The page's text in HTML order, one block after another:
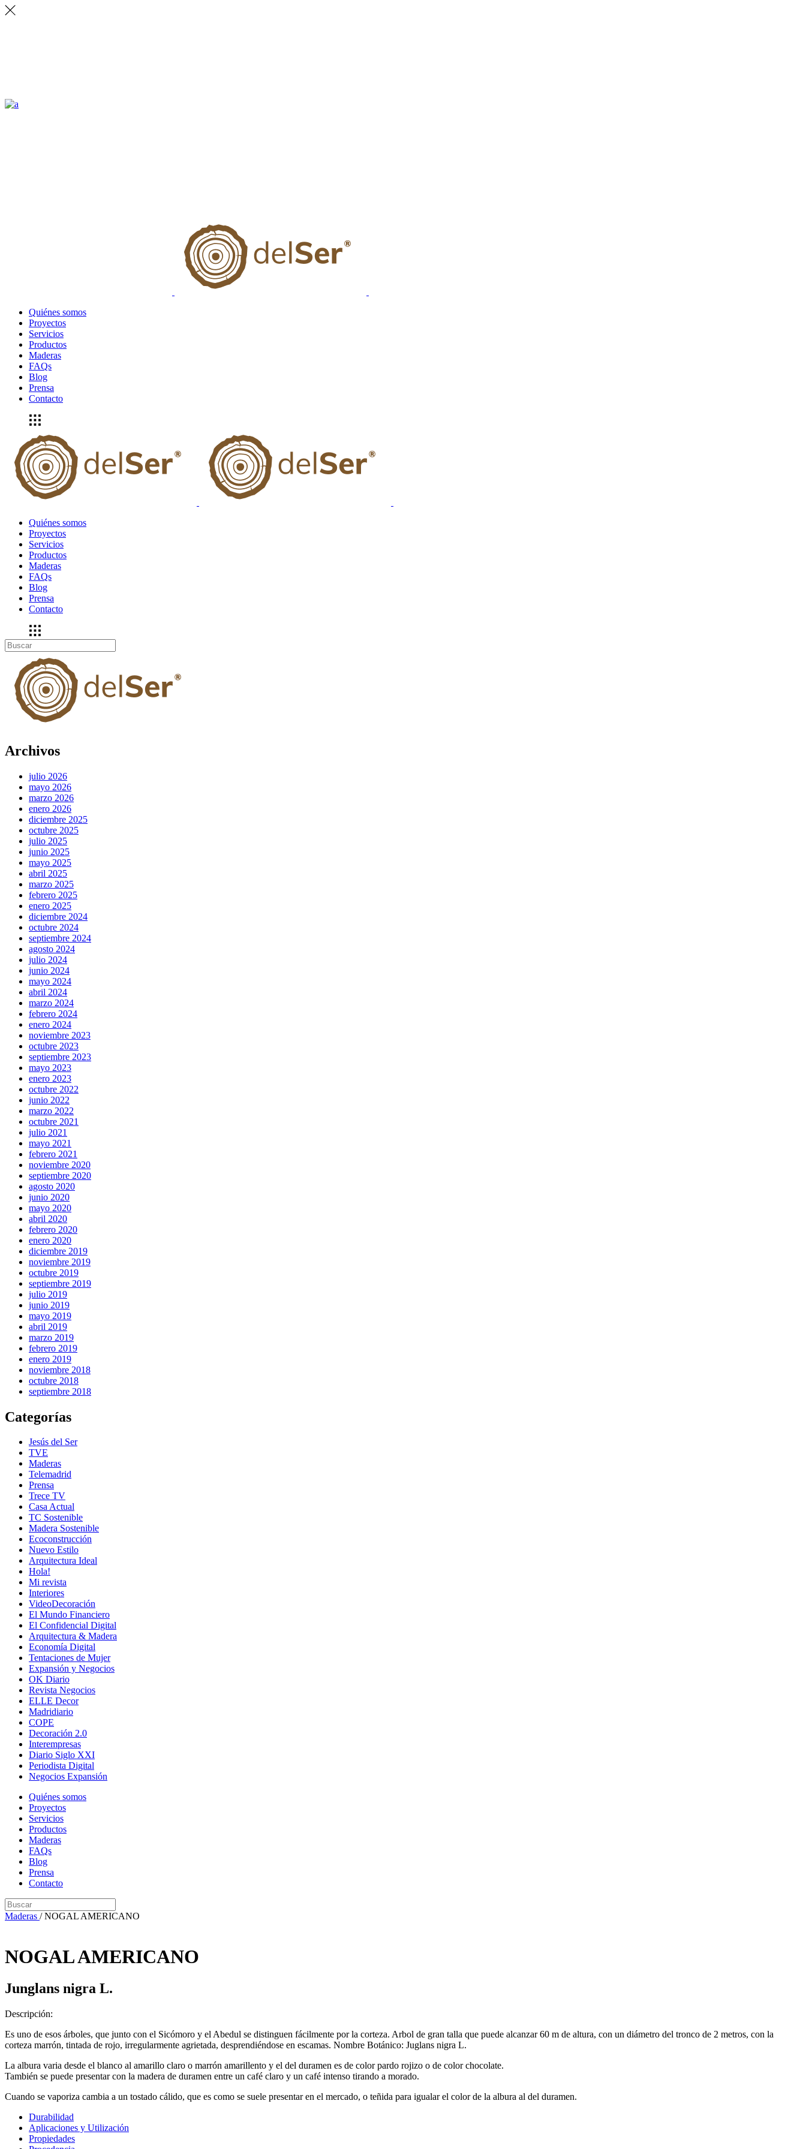
Quiénes somos
Proyectos
Servicios
Productos
Maderas
FAQs
Blog
Prensa
Contacto
Quiénes somos
Proyectos
Servicios
Productos
Maderas
FAQs
Blog
Prensa
Contacto
Archivos
julio 2026
mayo 2026
marzo 2026
enero 2026
diciembre 2025
octubre 2025
julio 2025
junio 2025
mayo 2025
abril 2025
marzo 2025
febrero 2025
enero 2025
diciembre 2024
octubre 2024
septiembre 2024
agosto 2024
julio 2024
junio 2024
mayo 2024
abril 2024
marzo 2024
febrero 2024
enero 2024
noviembre 2023
octubre 2023
septiembre 2023
mayo 2023
enero 2023
octubre 2022
junio 2022
marzo 2022
octubre 2021
julio 2021
mayo 2021
febrero 2021
noviembre 2020
septiembre 2020
agosto 2020
junio 2020
mayo 2020
abril 2020
febrero 2020
enero 2020
diciembre 2019
noviembre 2019
octubre 2019
septiembre 2019
julio 2019
junio 2019
mayo 2019
abril 2019
marzo 2019
febrero 2019
enero 2019
noviembre 2018
octubre 2018
septiembre 2018
Categorías
Jesús del Ser
TVE
Maderas
Telemadrid
Prensa
Trece TV
Casa Actual
TC Sostenible
Madera Sostenible
Ecoconstrucción
Nuevo Estilo
Arquitectura Ideal
Hola!
Mi revista
Interiores
VideoDecoración
El Mundo Financiero
El Confidencial Digital
Arquitectura & Madera
Economía Digital
Tentaciones de Mujer
Expansión y Negocios
OK Diario
Revista Negocios
ELLE Decor
Madridiario
COPE
Decoración 2.0
Interempresas
Diario Siglo XXI
Periodista Digital
Negocios Expansión
Quiénes somos
Proyectos
Servicios
Productos
Maderas
FAQs
Blog
Prensa
Contacto
Maderas /NOGAL AMERICANO
NOGAL AMERICANO
Junglans nigra L.
Descripción:
Es uno de esos árboles, que junto con el Sicómoro y el Abedul se distinguen fácilmente por la corteza. Arbol de gran talla que puede alcanzar 60 m de altura, con un diámetro del tronco de 2 metros, con la
corteza marrón, tintada de rojo, irregularmente agrietada, desprendiéndose en escamas. Nombre Botánico: Juglans nigra L.
La albura varia desde el blanco al amarillo claro o marrón amarillento y el del duramen es de color pardo rojizo o de color chocolate.
También se puede presentar con la madera de duramen entre un café claro y un café intenso tirando a morado.
Cuando se vaporiza cambia a un tostado cálido, que es como se suele presentar en el mercado, o teñida para igualar el color de la albura al del duramen.
Durabilidad
Aplicaciones y Utilización
Propiedades